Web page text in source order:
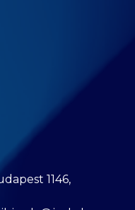
1146,